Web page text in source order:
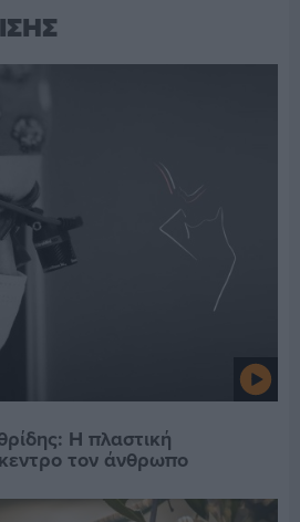
Η πλαστική
τον άνθρωπο